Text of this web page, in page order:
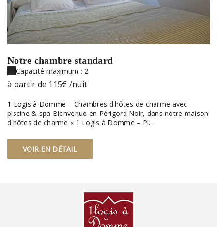
Notre chambre standard
Capacité maximum : 2
à partir de 115€ /nuit
1 Logis à Domme – Chambres d'hôtes de charme avec
piscine & spa Bienvenue en Périgord Noir, dans notre maison
d'hôtes de charme « 1 Logis à Domme – Pi...
VOIR EN DÉTAIL